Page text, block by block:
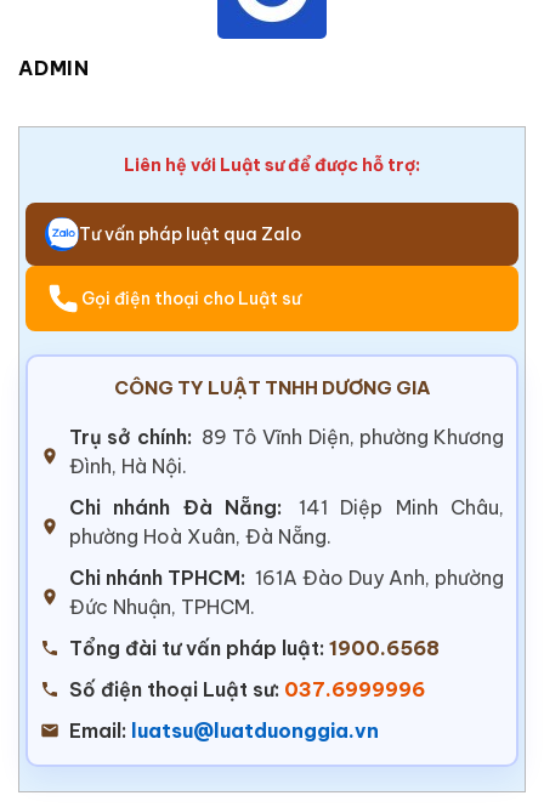
ADMIN
Liên hệ với Luật sư để được hỗ trợ:
Tư vấn pháp luật qua Zalo
Gọi điện thoại cho Luật sư
CÔNG TY LUẬT TNHH DƯƠNG GIA
Trụ sở chính: 89 Tô Vĩnh Diện, phường Khương
Đình, Hà Nội.
Chi nhánh Đà Nẵng:
141 Diệp Minh Châu,
phường Hoà Xuân, Đà Nẵng.
Chi nhánh TPHCM: 161A Đào Duy Anh, phường
Đức Nhuận, TPHCM.
Tổng đài tư vấn pháp luật: 1900.6568
Số điện thoại Luật sư: 037.6999996
Email: luatsu@luatduonggia.vn